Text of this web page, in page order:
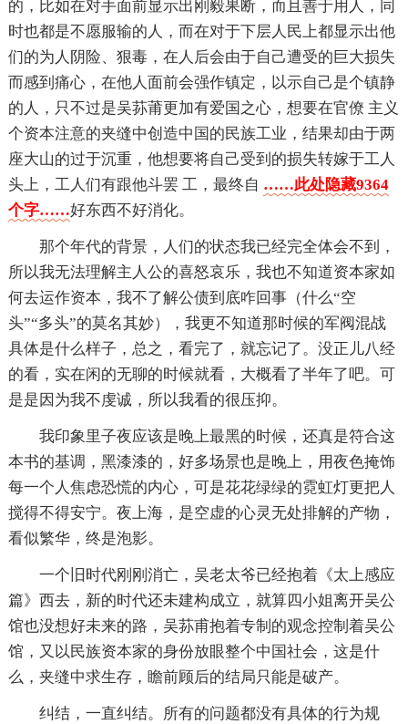
的，比如在对手面前显示出刚毅果断，而且善于用人，同
时也都是不愿服输的人，而在对于下层人民上都显示出他
们的为人阴险、狠毒，在人后会由于自己遭受的巨大损失
而感到痛心，在他人面前会强作镇定，以示自己是个镇静
的人，只不过是吴荪莆更加有爱国之心，想要在官僚 主义
个资本注意的夹缝中创造中国的民族工业，结果却由于两
座大山的过于沉重，他想要将自己受到的损失转嫁于工人
头上，工人们有跟他斗罢 工，最终自 ……此处隐藏9364
个字……好东西不好消化。
那个年代的背景，人们的状态我已经完全体会不到，
所以我无法理解主人公的喜怒哀乐，我也不知道资本家如
何去运作资本，我不了解公债到底咋回事（什么“空
头”“多头”的莫名其妙），我更不知道那时候的军阀混战
具体是什么样子，总之，看完了，就忘记了。没正儿八经
的看，实在闲的无聊的时候就看，大概看了半年了吧。可
是是因为我不虔诚，所以我看的很压抑。
我印象里子夜应该是晚上最黑的时候，还真是符合这
本书的基调，黑漆漆的，好多场景也是晚上，用夜色掩饰
每一个人焦虑恐慌的内心，可是花花绿绿的霓虹灯更把人
搅得不得安宁。夜上海，是空虚的心灵无处排解的产物，
看似繁华，终是泡影。
一个旧时代刚刚消亡，吴老太爷已经抱着《太上感应
篇》西去，新的时代还未建构成立，就算四小姐离开吴公
馆也没想好未来的路，吴荪甫抱着专制的观念控制着吴公
馆，又以民族资本家的身份放眼整个中国社会，这是什
么，夹缝中求生存，瞻前顾后的结局只能是破产。
纠结，一直纠结。所有的问题都没有具体的行为规